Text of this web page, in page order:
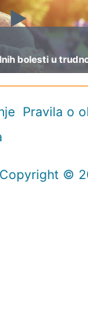
bolesti u
Pravila o
Copyright ©